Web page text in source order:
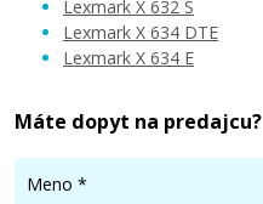
Lexmark X 632 S
Lexmark X 634 DTE
Lexmark X 634 E
Máte dopyt na predajcu?
Meno *